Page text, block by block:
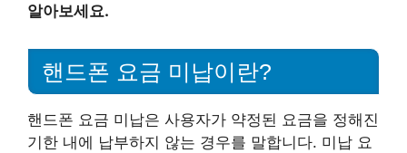
알아보세요.
핸드폰 요금 미납이란?
핸드폰 요금 미납은 사용자가 약정된 요금을 정해진
기한 내에 납부하지 않는 경우를 말합니다. 미납 요